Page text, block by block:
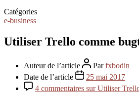
Catégories
e-business
Utiliser Trello comme
Auteur de l’article Parfxbodin
Date de l’article
25 mai 2017
4 commentaires sur Utiliser